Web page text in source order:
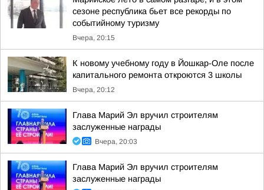
сезоне республика бьет все рекорды по
событийному туризму
Вчера, 20:15
К новому учебному году в Йошкар-Оле после
капитального ремонта откроются 3 школы
Вчера, 20:12
Глава Марий Эл вручил строителям
заслуженные награды
Вчера, 20:03
Глава Марий Эл вручил строителям
заслуженные награды